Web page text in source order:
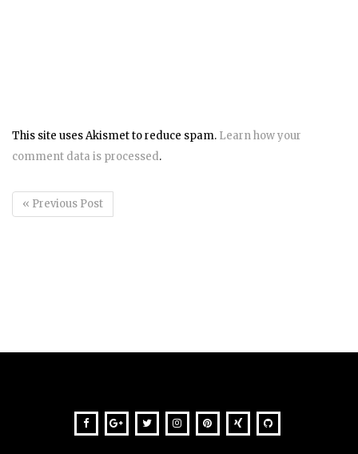
This site uses Akismet to reduce spam. Learn how your
comment data is processed.
« Previous Post